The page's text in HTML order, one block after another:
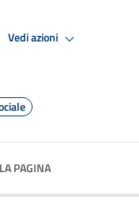
Vedi azioni
PAGINA